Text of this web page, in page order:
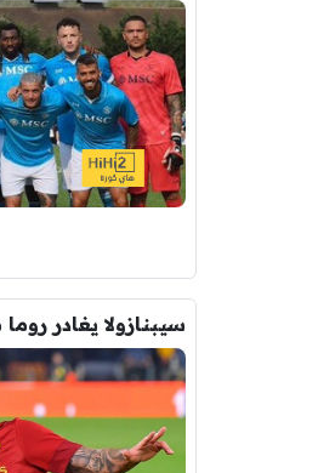
سيبنازولا يغادر روما